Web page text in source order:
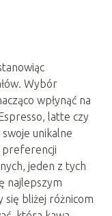
Wybór
wpłynąć na
latte czy
unikalne
preferencji
jeden z tych
najlepszym
bliżej różnicom